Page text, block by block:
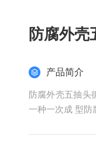
防腐外壳
产品简介
防腐外壳五抽头
一种一次成 型防